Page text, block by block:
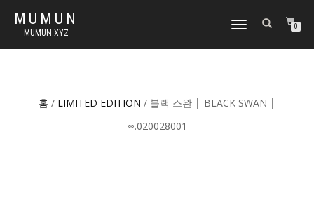
MUMUN
MUMUN.XYZ
토
내
션
0
홈 / LIMITED EDITION / 블랙 스완 │ BLACK SWAN │
∞.020028001